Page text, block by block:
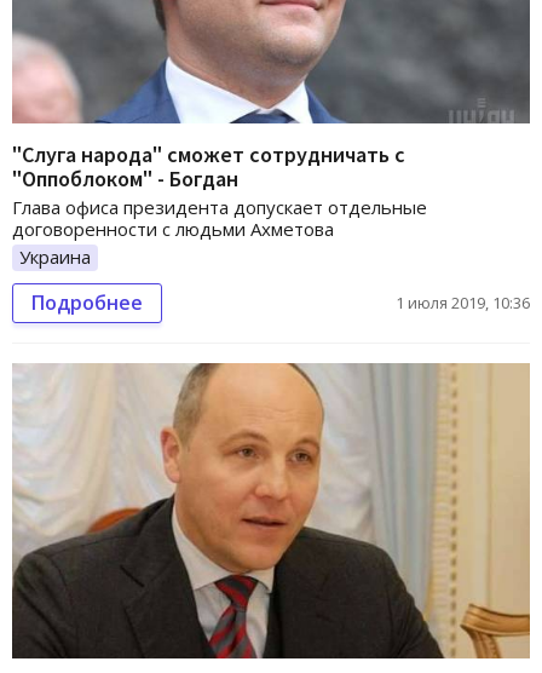
"Слуга народа" сможет сотрудничать с
"Оппоблоком" - Богдан
Глава офиса президента допускает отдельные
договоренности с людьми Ахметова
Украина
Подробнее 1 июля 2019, 10:36